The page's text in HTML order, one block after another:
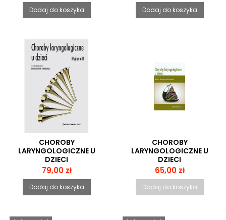
Dodaj do koszyka Dodaj do koszyka
CHOROBY
LARYNGOLOGICZNE U
DZIECI
Cena
79,00 zł
Dodaj do koszyka
CHOROBY
LARYNGOLOGICZNE U
DZIECI
Cena
65,00 zł
Dodaj do koszyka